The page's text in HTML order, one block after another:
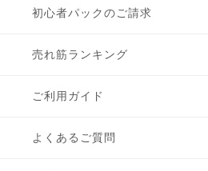
初心者パックのご請求
売れ筋ランキング
ご利用ガイド
よくあるご質問